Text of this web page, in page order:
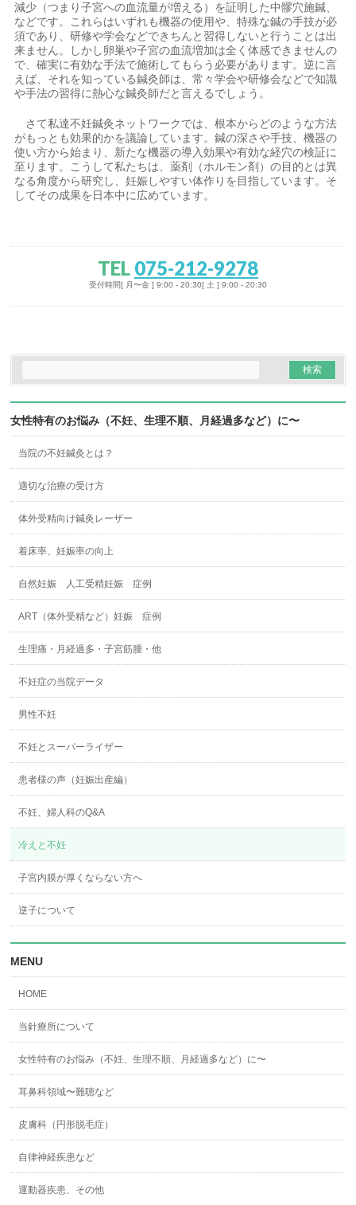
減少（つまり子宮への血流量が増える）を証明した中髎穴施鍼、
などです。これらはいずれも機器の使用や、特殊な鍼の手技が必
須であり、研修や学会などできちんと習得しないと行うことは出
来ません。しかし卵巣や子宮の血流増加は全く体感できませんの
で、確実に有効な手法で施術してもらう必要があります。逆に言
えば、それを知っている鍼灸師は、常々学会や研修会などで知識
や手法の習得に熱心な鍼灸師だと言えるでしょう。
さて私達不妊鍼灸ネットワークでは、根本からどのような方法
がもっとも効果的かを議論しています。鍼の深さや手技、機器の
使い方から始まり、新たな機器の導入効果や有効な経穴の検証に
至ります。こうして私たちは、薬剤（ホルモン剤）の目的とは異
なる角度から研究し、妊娠しやすい体作りを目指しています。そ
してその成果を日本中に広めています。
TEL 075-212-9278
受付時間[ 月〜金 ] 9:00 - 20:30[ 土 ] 9:00 - 20:30
女性特有のお悩み（不妊、生理不順、月経過多など）に〜
当院の不妊鍼灸とは？
適切な治療の受け方
体外受精向け鍼灸レーザー
着床率、妊娠率の向上
自然妊娠 人工受精妊娠 症例
ART（体外受精など）妊娠 症例
生理痛・月経過多・子宮筋腫・他
不妊症の当院データ
男性不妊
不妊とスーパーライザー
患者様の声（妊娠出産編）
不妊、婦人科のQ&A
冷えと不妊
子宮内膜が厚くならない方へ
逆子について
MENU
HOME
当針療所について
女性特有のお悩み（不妊、生理不順、月経過多など）に〜
耳鼻科領域〜難聴など
皮膚科（円形脱毛症）
自律神経疾患など
運動器疾患、その他